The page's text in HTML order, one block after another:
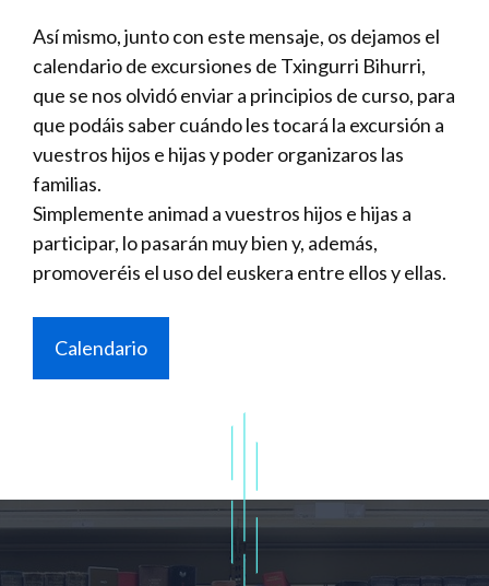
Así mismo, junto con este mensaje, os dejamos el
calendario de excursiones de Txingurri Bihurri,
que se nos olvidó enviar a principios de curso, para
que podáis saber cuándo les tocará la excursión a
vuestros hijos e hijas y poder organizaros las
familias.
Simplemente animad a vuestros hijos e hijas a
participar, lo pasarán muy bien y, además,
promoveréis el uso del euskera entre ellos y ellas.
Calendario